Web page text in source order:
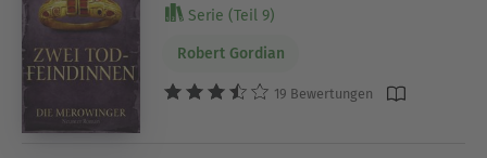
Serie (Teil 9)
Robert Gordian
19 Bewertungen